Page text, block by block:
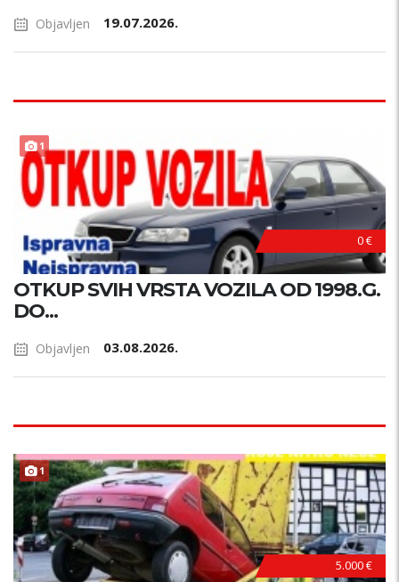
Objavljen 19.07.2026.
1
0 €
OTKUP SVIH VRSTA VOZILA OD 1998.G.
DO...
Objavljen 03.08.2026.
1
5.000 €